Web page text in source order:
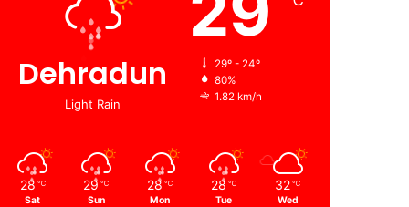
Dehradun
Light Rain
29º - 24º
80%
1.82 km/h
28 ℃
Sat
29 ℃
Sun
28 ℃
Mon
28 ℃
Tue
32 ℃
Wed